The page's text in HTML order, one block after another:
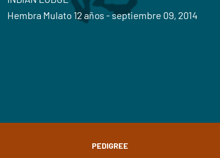
Hembra Mulato 12 años - septiembre 09, 2014
PEDIGREE